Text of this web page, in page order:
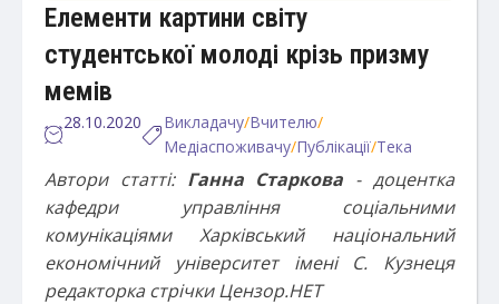
Елементи картини світу
студентської молоді крізь призму
мемів
28.10.2020 Викладачу/Вчителю/
Медіаспоживачу/Публікації/Тека
Автори статті: Ганна Старкова - доцентка
кафедри управління соціальними
комунікаціями Харківський національний
економічний університет імені С. Кузнеця
редакторка стрічки Цензор.НЕТ